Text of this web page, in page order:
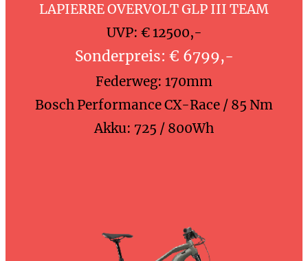
LAPIERRE OVERVOLT GLP III TEAM
UVP: € 12500,-
Sonderpreis: € 6799,-
Federweg: 170mm
Bosch Performance CX-Race / 85 Nm
Akku: 725 / 800Wh